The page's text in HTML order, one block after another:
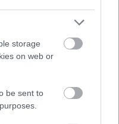
storage
on web or
be sent to
है। तुलसी के हेल्थ
हुए हैं।
pm UTC बजे
एशियाई संस्कृतियों में
पौधा सिर्फ़ खास स्वाद ही
और असरदार बीज